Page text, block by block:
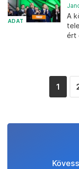
ADAT
A
ért
1